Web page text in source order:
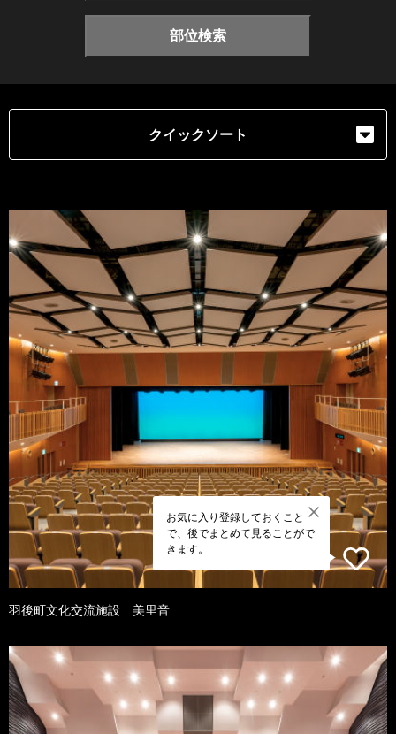
部位検索
クイックソート
お気に入り登録しておくこと
で、後でまとめて見ることがで
きます。
羽後町文化交流施設 美里音